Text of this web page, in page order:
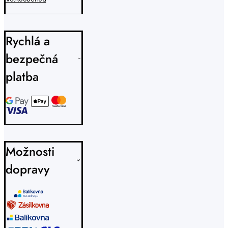
Rychlá a
bezpečná
platba
Možnosti
dopravy